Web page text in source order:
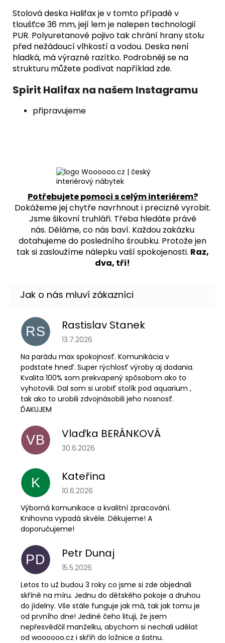
Stolová deska Halifaxje v tomto případě v
tloušťce 36 mm, její lem je nalepen technologií
PUR. Polyuretanové pojivo tak chrání hrany stolu
před nežádoucí vlhkostí a vodou. Deska není
hladká, má výrazné razítko. Podrobněji se na
strukturu můžete podívat například zde.
Spirit Halifax na našem Instagramu
připravujeme
Potřebujete pomoci s celým interiérem?
Dokážeme jej chytře navrhnout i precizně vyrobit.
Jsme šikovní truhláři. Třeba hledáte právě
nás. Děláme, co nás baví. Každou zakázku
dotahujeme do posledního šroubku. Protože jen
tak si zasloužíme nálepku vaší spokojenosti. Raz,
dva, tři!
RS Rastislav Stanek
Hodnocení obchodu je 5 z 5 hvězdiček.
13.7.2026
Na parádu max spokojnosť. Komunikácia v
podstate hneď. Super rýchlosť výroby aj dodania.
Kvalita 100% som prekvapený spôsobom ako to
vyhotovili. Dal som si urobiť stolík pod aquarium ,
tak ako to urobili zdvojnásobili jeho nosnosť.
ĎAKUJEM
VB Vlaďka BERÁNKOVÁ
Hodnocení obchodu je 5 z 5 hvězdiček.
30.6.2026
K Kateřina
Hodnocení obchodu je 5 z 5 hvězdiček.
10.6.2026
Výborná komunikace a kvalitní zpracování.
Knihovna vypadá skvěle. Děkujeme! A
doporučujeme!
PD Petr Dunaj
Hodnocení obchodu je 5 z 5 hvězdiček.
15.5.2026
Letos to už budou 3 roky co jsme si zde objednali
skříně na míru. Jednu do dětského pokoje a druhou
do jídelny. Vše stále funguje jak má, tak jak tomu je
od prvního dne! Jediné čeho lituji, že jsem
nepřesvědčil manželku, abychom si nechali udělat
od woooooo.cz i skříň do ložnice a šatnu.